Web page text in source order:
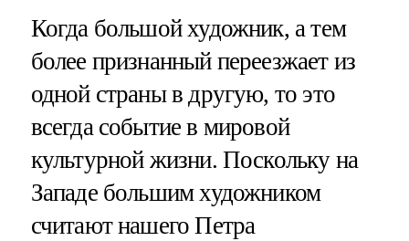
Когда большой художник, а тем
более признанный переезжает из
одной страны в другую, то это
всегда событие в мировой
культурной жизни. Поскольку на
Западе большим художником
считают нашего Петра